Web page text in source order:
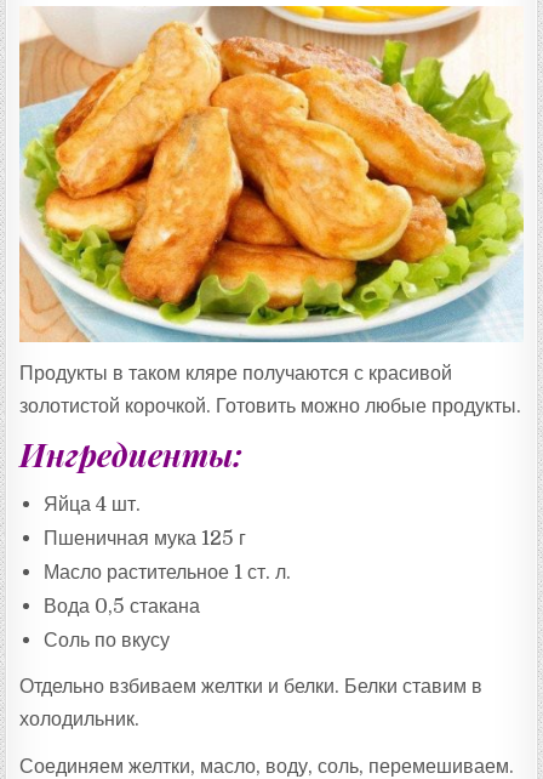
Продукты в таком кляре получаются с красивой
золотистой корочкой. Готовить можно любые продукты.
Ингредиенты:
Яйца 4 шт.
Пшеничная мука 125 г
Масло растительное 1 ст. л.
Вода 0,5 стакана
Соль по вкусу
Отдельно взбиваем желтки и белки. Белки ставим в
холодильник.
Соединяем желтки, масло, воду, соль, перемешиваем.